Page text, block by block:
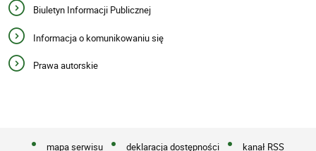
Biuletyn Informacji Publicznej
Informacja o komunikowaniu się
Prawa autorskie
mapa serwisu deklaracja dostępności kanał RSS